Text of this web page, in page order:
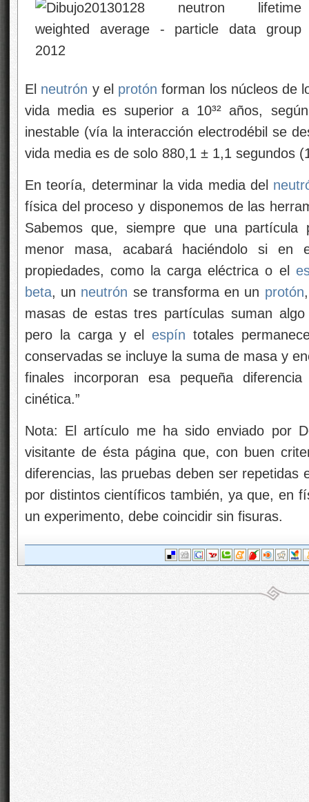
El neutrón y el protón forman los núcleos de
vida media es superior a 10³² años,
inestable (vía la interacción electrodébil se
vida media es de solo 880,1 ± 1,1 segundos
En teoría, determinar la vida media del
física del proceso y disponemos de las
Sabemos que, siempre que una partícula
menor masa, acabará haciéndolo si en
propiedades, como la carga eléctrica o el
beta, un neutrón se transforma en un protón
masas de estas tres partículas suman
pero la carga y elespín totales
conservadas se incluye la suma de masa y
finales incorporan esa pequeña
cinética.”
Nota: El artículo me ha sido enviado por
visitante de ésta página que, con buen
diferencias, las pruebas deben ser repetidas
por distintos científicos también, ya que, en
un experimento, debe coincidir sin fisuras.